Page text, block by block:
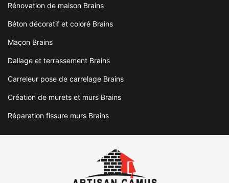
Rénovation de maison Brains
Béton décoratif et coloré Brains
Maçon Brains
Dallage et terrassement Brains
Carreleur pose de carrelage Brains
Création de murets et murs Brains
Réparation fissure murs Brains